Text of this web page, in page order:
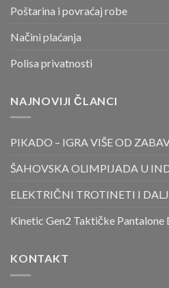
Poštarina i povraćaj robe
Načini plaćanja
Polisa privatnosti
NAJNOVIJI ČLANCI
PIKADO – IGRA VIŠE OD
ŠAHOVSKA OLIMPIJADA U
ELEKTRIČNI TROTINETI I
Kinetic Gen2 Taktičke Pantalone
KONTAKT